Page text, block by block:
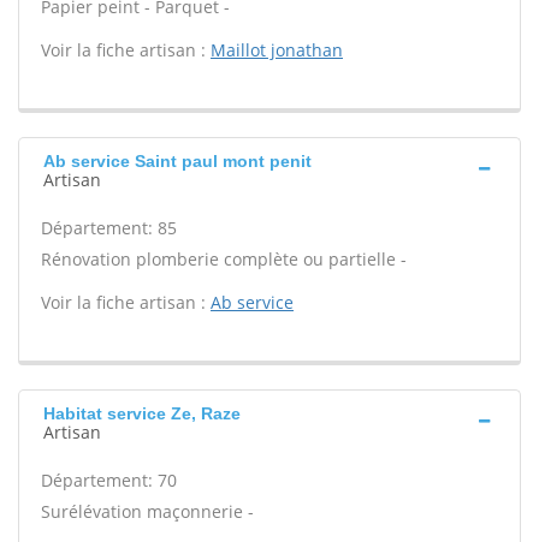
Papier peint - Parquet -
Voir la fiche artisan : Maillot jonathan
Ab service Saint paul mont penit
Artisan
Département: 85
Rénovation plomberie complète ou partielle -
Voir la fiche artisan : Ab service
Habitat service Ze, Raze
Artisan
Département: 70
Surélévation maçonnerie -